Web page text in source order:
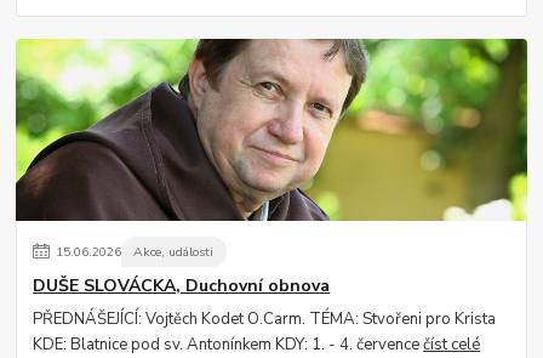
15.06.2026 Akce, události
DUŠE SLOVÁCKA, Duchovní obnova
PŘEDNÁŠEJÍCÍ: Vojtěch Kodet O.Carm. TÉMA: Stvořeni pro Krista
KDE: Blatnice pod sv. Antonínkem KDY: 1. - 4. červencečíst celé